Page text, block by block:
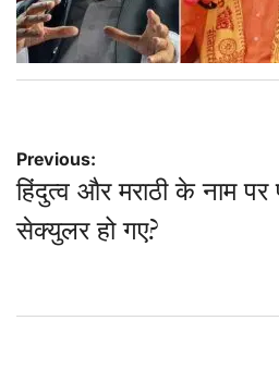
Post
navigation
Previous:
हिंदुत्व और मराठी के नाम
सेक्युलर हो गए?